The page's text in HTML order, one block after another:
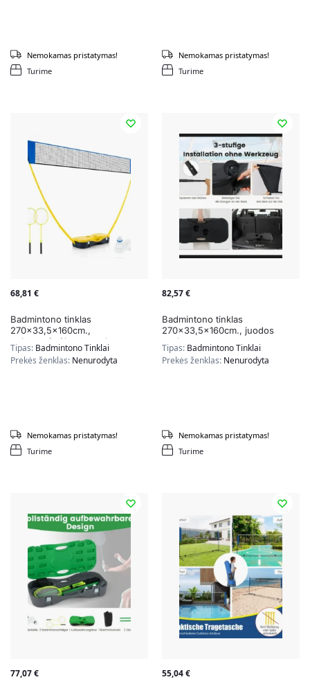
Turime
Nemokamas pristatymas!
Turime
Nemokamas pristatymas!
68,81 €
Badmintono tinklas
270×33,5x160cm.,
geltonos/mėlynos spalvos
Tipas: Badmintono Tinklai
Prekės ženklas: Nenurodyta
Turime
Nemokamas pristatymas!
82,57€
Badmintono tinklas
270×33,5x160cm., juodos
spalvos
Tipas: Badmintono Tinklai
Prekės ženklas: Nenurodyta
Turime
Nemokamas pristatymas!
77,07€ 55,04€